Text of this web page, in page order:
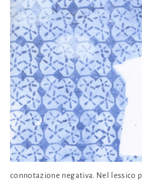
connotazione negativa. Nel lessico